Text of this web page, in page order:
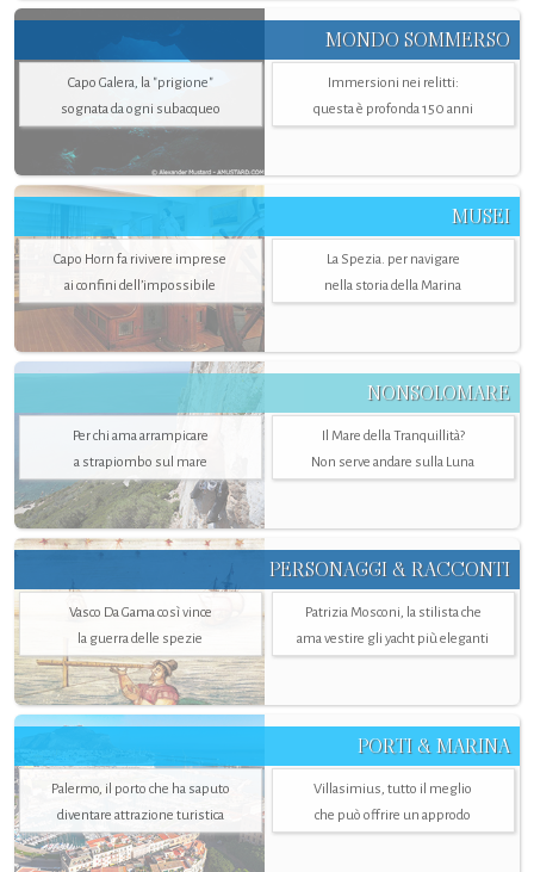
MONDO SOMMERSO
Capo Galera, la "prigione"
sognata da ogni subacqueo
Immersioni nei relitti:
questa è profonda 150 anni
MUSEI
Capo Horn fa rivivere imprese
ai confini dell’impossibile
La Spezia. per navigare
nella storia della Marina
NONSOLOMARE
Per chi ama arrampicare
a strapiombo sul mare
Il Mare della Tranquillità?
Non serve andare sulla Luna
PERSONAGGI & RACCONTI
Vasco Da Gama così vince
la guerra delle spezie
Patrizia Mosconi, la stilista che
ama vestire gli yacht più eleganti
PORTI & MARINA
Palermo, il porto che ha saputo
diventare attrazione turistica
Villasimius, tutto il meglio
che può offrire un approdo